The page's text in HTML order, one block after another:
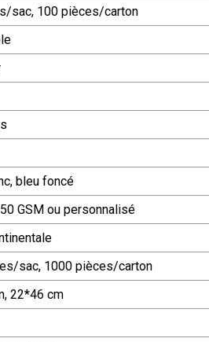
sac, 100 pièces/carton
bleu foncé
GSM ou personnalisé
sac, 1000 pièces/carton
22*46 cm